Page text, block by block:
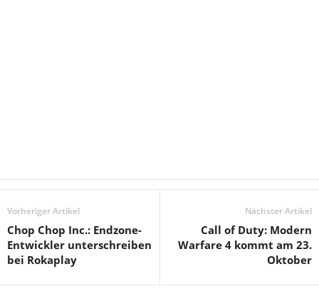
Vorheriger Artikel
Chop Chop Inc.: Endzone-
Entwickler unterschreiben
bei Rokaplay
Nächster Artikel
Call of Duty: Modern
Warfare 4 kommt am 23.
Oktober